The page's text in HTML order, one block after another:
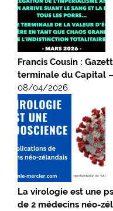
Francis Cousin :
terminale du Capital
08/04/2026
La virologie est une
de 2 médecins néo-